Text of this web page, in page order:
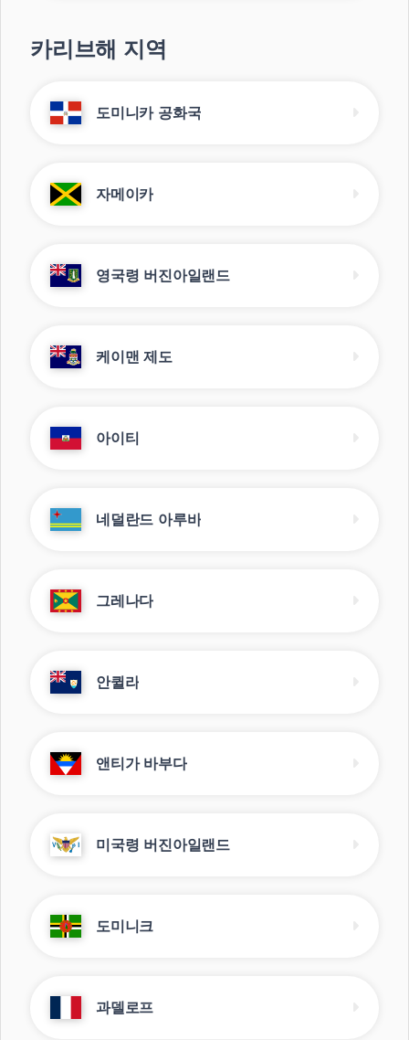
카리브해 지역
도미니카 공화국
자메이카
영국령 버진아일랜드
케이맨 제도
아이티
네덜란드 아루바
그레나다
안퀼라
앤티가 바부다
미국령 버진아일랜드
도미니크
과델로프